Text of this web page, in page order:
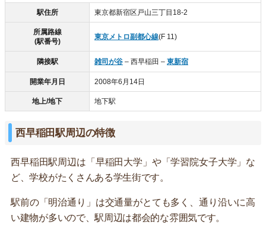
駅住所 東京都新宿区戸山三丁目18-2
所属路線
(駅番号)
東京メトロ副都心線(F 11)
隣接駅 雑司が谷 – 西早稲田 – 東新宿
開業年月日 2008年6月14日
地上/地下 地下駅
西早稲田駅周辺の特徴
西早稲田駅周辺は「早稲田大学」や「学習院女子大学」な
ど、学校がたくさんある学生街です。
駅前の「明治通り」は交通量がとても多く、通り沿いに高
い建物が多いので、駅周辺は都会的な雰囲気です。